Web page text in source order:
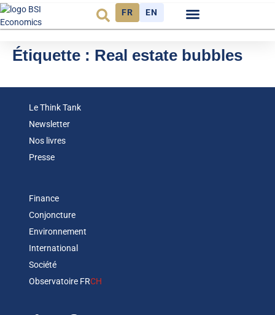
FR EN
Étiquette : Real estate bubbles
Le Think Tank
Newsletter
Nos livres
Presse
Finance
Conjoncture
Environnement
International
Société
Observatoire FRCH